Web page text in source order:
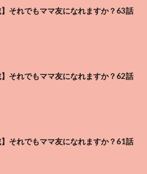
】それでもママ友になれますか？63話
】それでもママ友になれますか？62話
】それでもママ友になれますか？61話